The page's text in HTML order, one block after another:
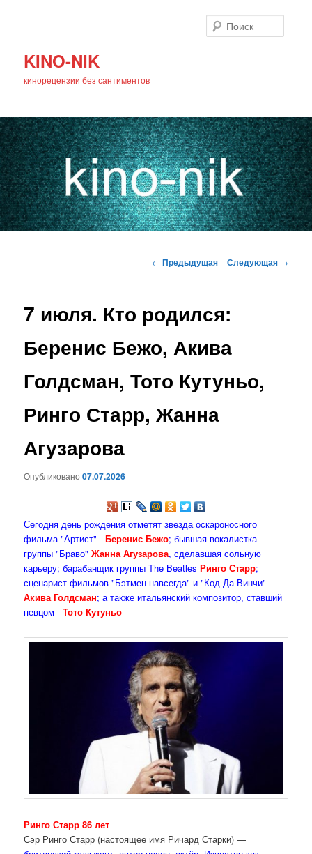
KINO-NIK
кинорецензии без сантиментов
Навигация
← Предыдущая Следующая →
7 июля. Кто родился:
Беренис Бежо, Акива
Голдсман, Тото Кутуньо,
Ринго Старр, Жанна
Агузарова
Опубликовано07.07.2026
Сегодня день рождения отметят звезда оскароносного
фильма "Артист" - Беренис Бежо; бывшая вокалистка
группы "Браво"Жанна Агузарова, сделавшая сольную
карьеру; барабанщик группы The BeatlesРинго Старр;
сценарист фильмов "Бэтмен навсегда" и "Код Да Винчи" -
Акива Голдсман; а также итальянский композитор, ставший
певцом -Тото Кутуньо
Ринго Старр 86 лет
Сэр Ринго Старр (настоящее имя Ричард Старки) —